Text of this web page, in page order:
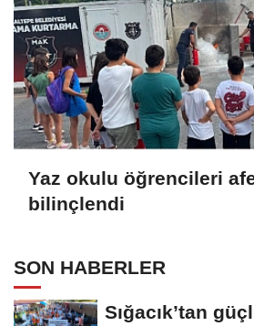
Yaz okulu öğrencileri
bilinçlendi
SON HABERLER
Sığacık’tan